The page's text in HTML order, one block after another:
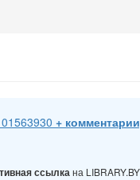
+
ссылкана